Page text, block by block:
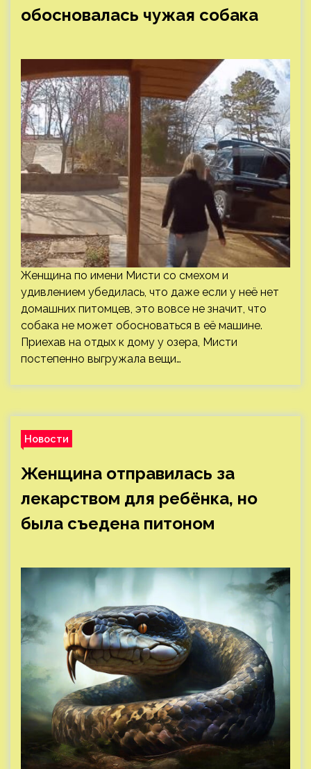
обосновалась чужая собака
Женщина по имени Мисти со смехом и
удивлением убедилась, что даже если у неё нет
домашних питомцев, это вовсе не значит, что
собака не может обосноваться в её машине.
Приехав на отдых к дому у озера, Мисти
постепенно выгружала вещи…
Новости
Женщина отправилась за
лекарством для ребёнка, но
была съедена питоном